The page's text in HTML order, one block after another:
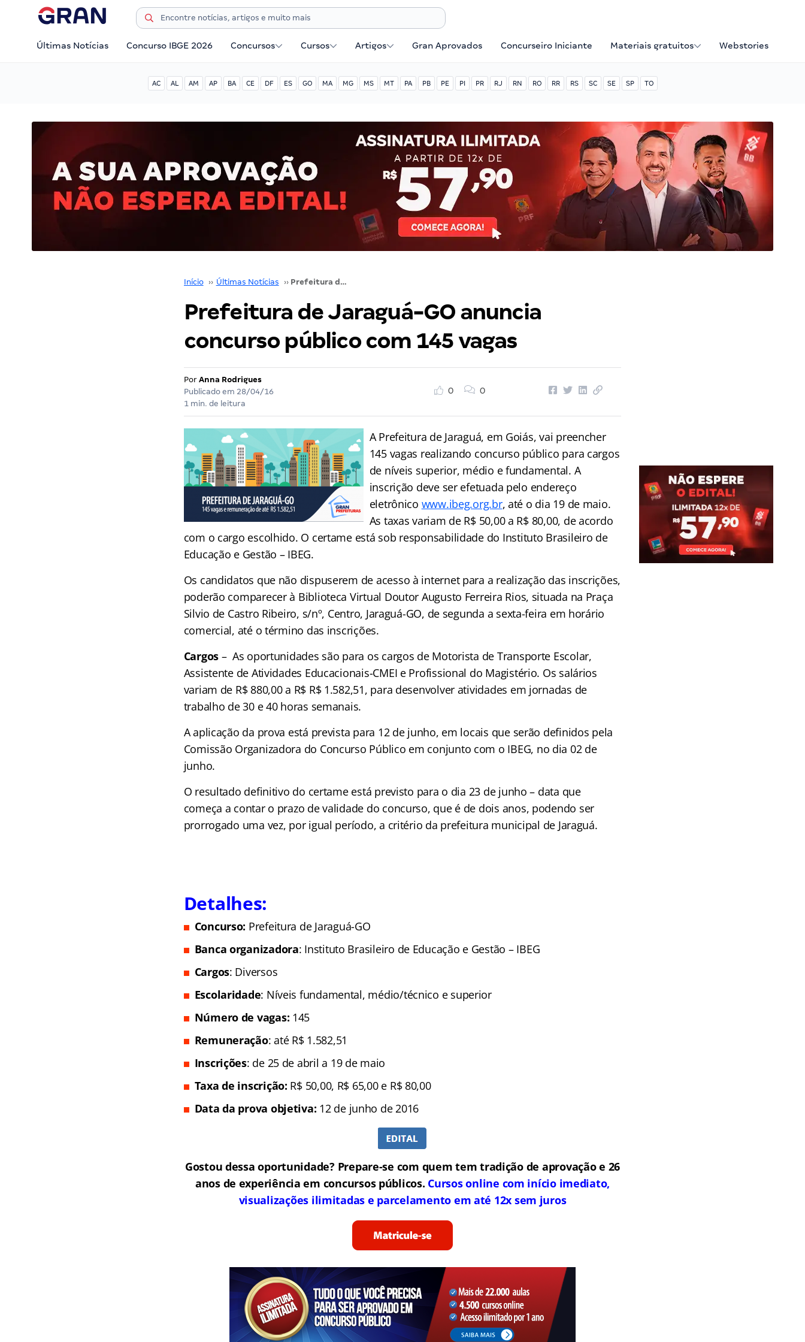
Últimas Notícias Concurso IBGE 2026 Concursos Cursos Artigos Gran Aprovados Concurseiro Iniciante Materiais gratuitos Webstories
AC AL AM AP BA CE DF ES GO MA MG MS MT PA PB PE PI PR RJ RN RO RR RS SC SE SP TO
Início ›› Últimas Notícias ›› Prefeitura de Jaraguá-GO anuncia concurso público com 145 vagas
Prefeitura de Jaraguá-GO anuncia
concurso público com 145 vagas
Por Anna Rodrigues
Publicado em 28/04/16
1 min. de leitura
0 0
A Prefeitura de Jaraguá, em Goiás, vai preencher
145 vagas realizando concurso público para cargos
de níveis superior, médio e fundamental. A
inscrição deve ser efetuada pelo endereço
eletrônico www.ibeg.org.br, até o dia 19 de maio.
As taxas variam de R$ 50,00 a R$ 80,00, de acordo
com o cargo escolhido. O certame está sob responsabilidade do Instituto Brasileiro de
Educação e Gestão – IBEG.
Os candidatos que não dispuserem de acesso à internet para a realização das inscrições,
poderão comparecer à Biblioteca Virtual Doutor Augusto Ferreira Rios, situada na Praça
Silvio de Castro Ribeiro, s/nº, Centro, Jaraguá-GO, de segunda a sexta-feira em horário
comercial, até o término das inscrições.
Cargos– As oportunidades são para os cargos de Motorista de Transporte Escolar,
Assistente de Atividades Educacionais-CMEI e Profissional do Magistério. Os salários
variam de R$ 880,00 a R$ R$ 1.582,51, para desenvolver atividades em jornadas de
trabalho de 30 e 40 horas semanais.
A aplicação da prova está prevista para 12 de junho, em locais que serão definidos pela
Comissão Organizadora do Concurso Público em conjunto com o IBEG, no dia 02 de
junho.
O resultado definitivo do certame está previsto para o dia 23 de junho – data que
começa a contar o prazo de validade do concurso, que é de dois anos, podendo ser
prorrogado uma vez, por igual período, a critério da prefeitura municipal de Jaraguá.
Detalhes:
Concurso: Prefeitura de Jaraguá-GO
Banca organizadora: Instituto Brasileiro de Educação e Gestão – IBEG
Cargos: Diversos
Escolaridade: Níveis fundamental, médio/técnico e superior
Número de vagas: 145
Remuneração: até R$ 1.582,51
Inscrições: de 25 de abril a 19 de maio
Taxa de inscrição: R$ 50,00, R$ 65,00 e R$ 80,00
Data da prova objetiva: 12 de junho de 2016
Gostou dessa oportunidade? Prepare-se com quem tem tradição de aprovação e 26
anos de experiência em concursos públicos. Cursos online com início imediato,
visualizações ilimitadas e parcelamento em até 12x sem juros